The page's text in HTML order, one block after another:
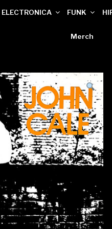
ELECTRONICA FUNK
Merch